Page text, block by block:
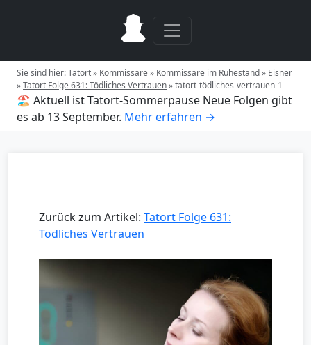
Sie sind hier:Tatort» Kommissare» Kommissare im Ruhestand» Eisner
»Tatort Folge 631: Tödliches Vertrauen»tatort-tödliches-vertrauen-1
🏖️ Aktuell ist Tatort-Sommerpause Neue Folgen gibt
es ab 13 September. Mehr erfahren →
Zurück zum Artikel: Tatort Folge 631:
Tödliches Vertrauen